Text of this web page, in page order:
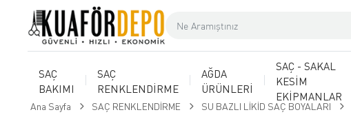
SAÇ
BAKIMI
SAÇ
RENKLENDİRME
AĞDA
ÜRÜNLERİ
SAÇ - SAKAL
KESİM
EKİPMANLAR
Ana Sayfa SAÇ RENKLENDİRME SU BAZLI LİKİD SAÇ BOYALARI